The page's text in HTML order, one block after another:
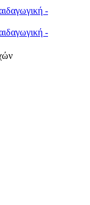
-
-